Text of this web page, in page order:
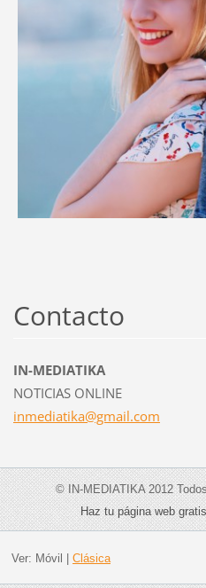
Contacto
IN-MEDIATIKA
NOTICIAS ONLINE
inmediatika@gmail.com
© IN-MEDIATIKA 2012
Haz tu página web gratis
Ver: Móvil | Clásica